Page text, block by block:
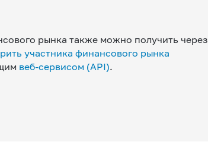
рынка также можно получить через
участника финансового рынка
веб-сервисом (API).